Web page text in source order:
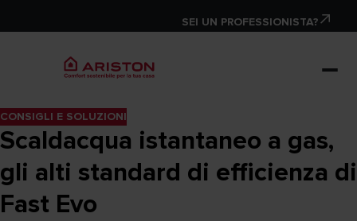
SEI UN PROFESSIONISTA?
CONSIGLI E SOLUZIONI
Scaldacqua istantaneo a gas,
gli alti standard di efficienza di
Fast Evo